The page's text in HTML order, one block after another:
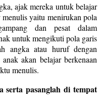
ajak mereka untuk belajar
yaitu menirukan pola
dan pesat dalam
untuk mengikuti pola garis
angka atau huruf dengan
akan belajar berkenaan
menulis.
serta pasanglah di tempat